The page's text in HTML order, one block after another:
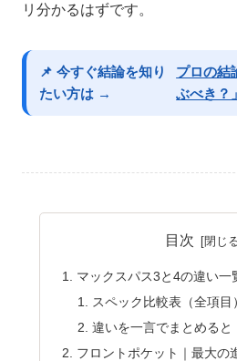
リ分かるはずです。
📌 今すぐ結論を知り
たい方は →
プロの結
ぶべき？」
目次
マックスパス3と4の違い一
スペック比較表（全項目
違いを一言でまとめると
フロントポケット｜最大の